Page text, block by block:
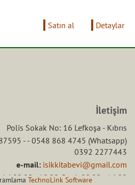
Satın al Detaylar
İletişim
Polis Sokak No: 16 Lefkoşa - Kıbrıs
- - 0548 868 4745 (Whatsapp)
0392 2277443
e-mail: isikkitabevi@gmail.com
içi 08.00 - 18.00 Ctesi: 08.00 - 16.00
TechnoLink Software